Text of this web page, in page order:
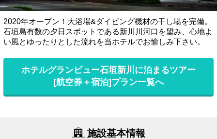
2020年オープン！大浴場&ダイビング機材の干し場を完備。
石垣島有数の夕日スポットである新川川河口を望み、心地よ
い風とゆったりとした流れを当ホテルでお愉しみ下さい。
ホテルグランビュー石垣新川に泊まるツアー
[航空券＋宿泊]プラン一覧へ
施設基本情報